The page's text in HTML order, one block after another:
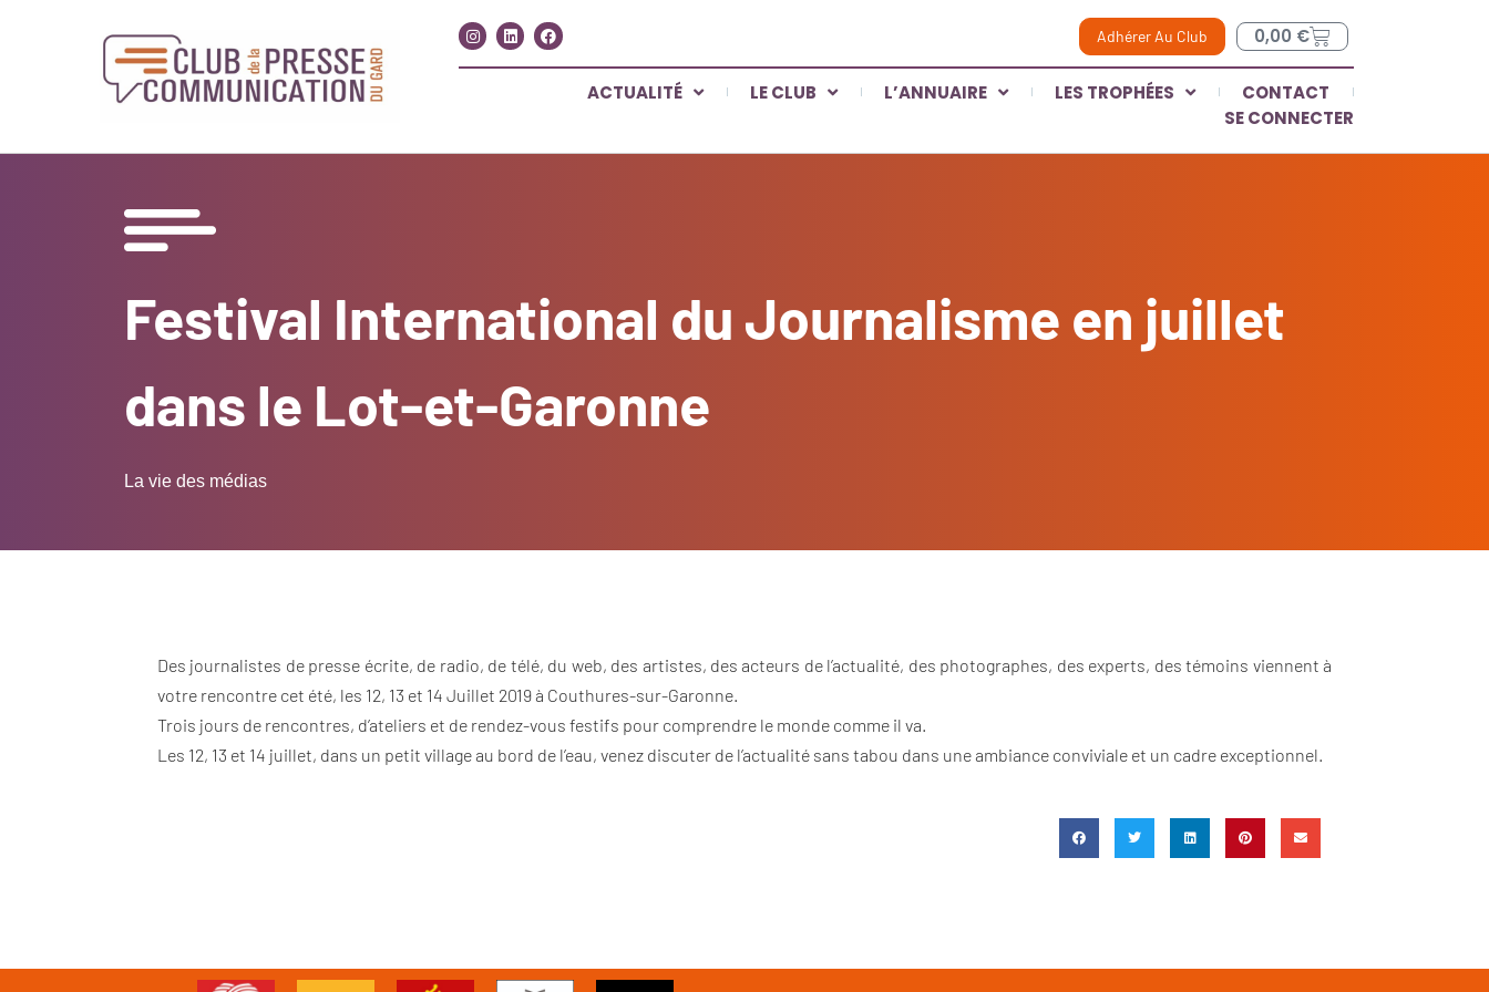
Adhérer Au Club 0,00 €
ACTUALITÉ LE CLUB L’ANNUAIRE LES TROPHÉES
CONTACT
SE CONNECTER
Festival International du Journalisme en juillet
dans le Lot-et-Garonne
La vie des médias
Des journalistes de presse écrite, de radio, de télé, du web, des artistes, des acteurs de l’actualité, des photographes, des experts, des témoins viennent à
votre rencontre cet été, les 12, 13 et 14 Juillet 2019 à Couthures-sur-Garonne.
Trois jours de rencontres, d’ateliers et de rendez-vous festifs pour comprendre le monde comme il va.
Les 12, 13 et 14 juillet, dans un petit village au bord de l’eau, venez discuter de l’actualité sans tabou dans une ambiance conviviale et un cadre exceptionnel.